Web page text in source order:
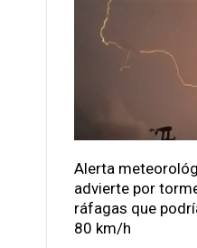
Alerta
advierte por
ráfagas que
80 km/h